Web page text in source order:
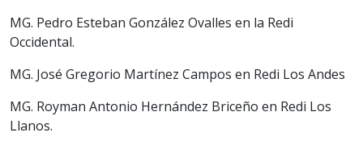
MG. Pedro Esteban González Ovalles en la Redi
Occidental.
MG. José Gregorio Martínez Campos en Redi Los Andes
MG. Royman Antonio Hernández Briceño en Redi Los
Llanos.